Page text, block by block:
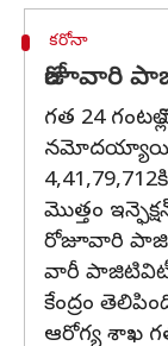
కరోనా
రోజూవారి
గత 24
నమోదయ్యాయి.
మొత్తం
రోజూవారి
వారీ పాజిటివిటీ
కేంద్రం
ఆరోగ్య శాఖ గత